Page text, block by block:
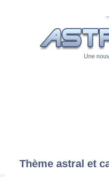
Une
Thème astral et